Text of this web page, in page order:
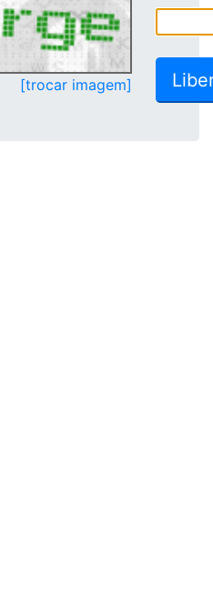
[trocar imagem]